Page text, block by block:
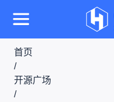
首页
/
开源广场
/